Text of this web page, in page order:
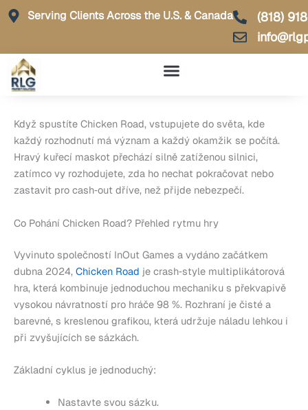
Skip
Serving Clients Across the U.S. & Canada
(818)
Když spustíte Chicken Road, vstupujete do světa, kde
každý rozhodnutí má význam a každý okamžik se počítá.
Hravý kuřecí maskot přechází silně zatíženou silnici,
zatímco vy rozhodujete, zda ho nechat pokračovat nebo
zastavit pro cash‑out dříve, než přijde nebezpečí.
Co Pohání Chicken Road? Přehled rytmu hry
Vyvinuto společností InOut Games a vydáno začátkem
dubna 2024, Chicken Road je crash‑style multiplikátorová
hra, která kombinuje jednoduchou mechaniku s překvapivě
vysokou návratností pro hráče 98 %. Rozhraní je čisté a
barevné, s kreslenou grafikou, která udržuje náladu lehkou i
při zvyšujících se sázkách.
Základní cyklus je jednoduchý:
Nastavte svou sázku.